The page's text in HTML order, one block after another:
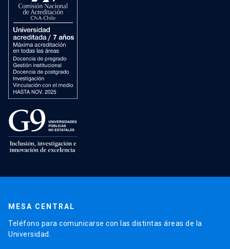
MESA CENTRAL
Teléfono para comunicarse con las distintas áreas de la
Universidad.